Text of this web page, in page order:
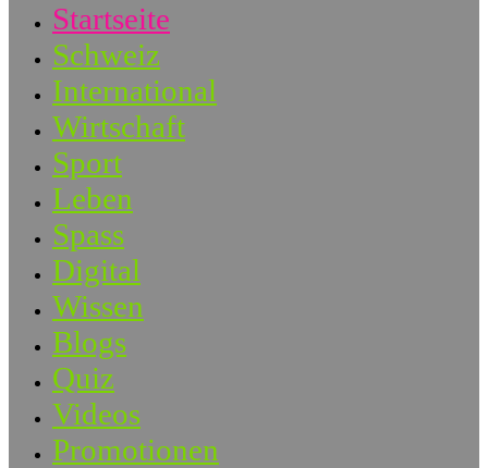
Startseite
Schweiz
International
Wirtschaft
Sport
Leben
Spass
Digital
Wissen
Blogs
Quiz
Videos
Promotionen